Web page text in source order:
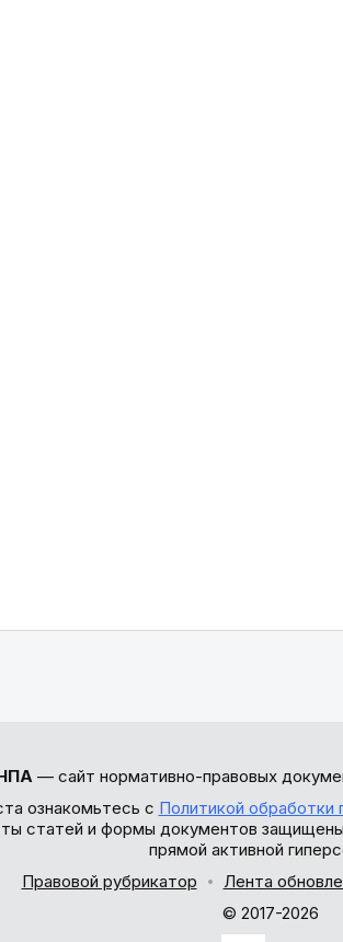
— сайт нормативно-правовых
ознакомьтесь с Политикой обработки
статей и формы документов
прямой активной
Правовой рубрикатор
Лента
© 2017-2026